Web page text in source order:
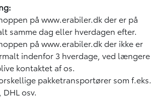
på www.erabiler.dk der er på
samme dag eller hverdagen efter.
på www.erabiler.dk der ikke er
indenfor 3 hverdage, ved længere
kontaktet af os.
pakketransportører som f.eks.
DHL osv.